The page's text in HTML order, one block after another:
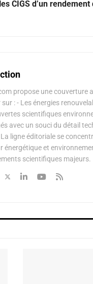
CIGS d’un rendement
propose une couverture
: - Les énergies
scientifiques
avec un souci du détail
ligne éditoriale se
énergétique et
scientifiques majeurs.